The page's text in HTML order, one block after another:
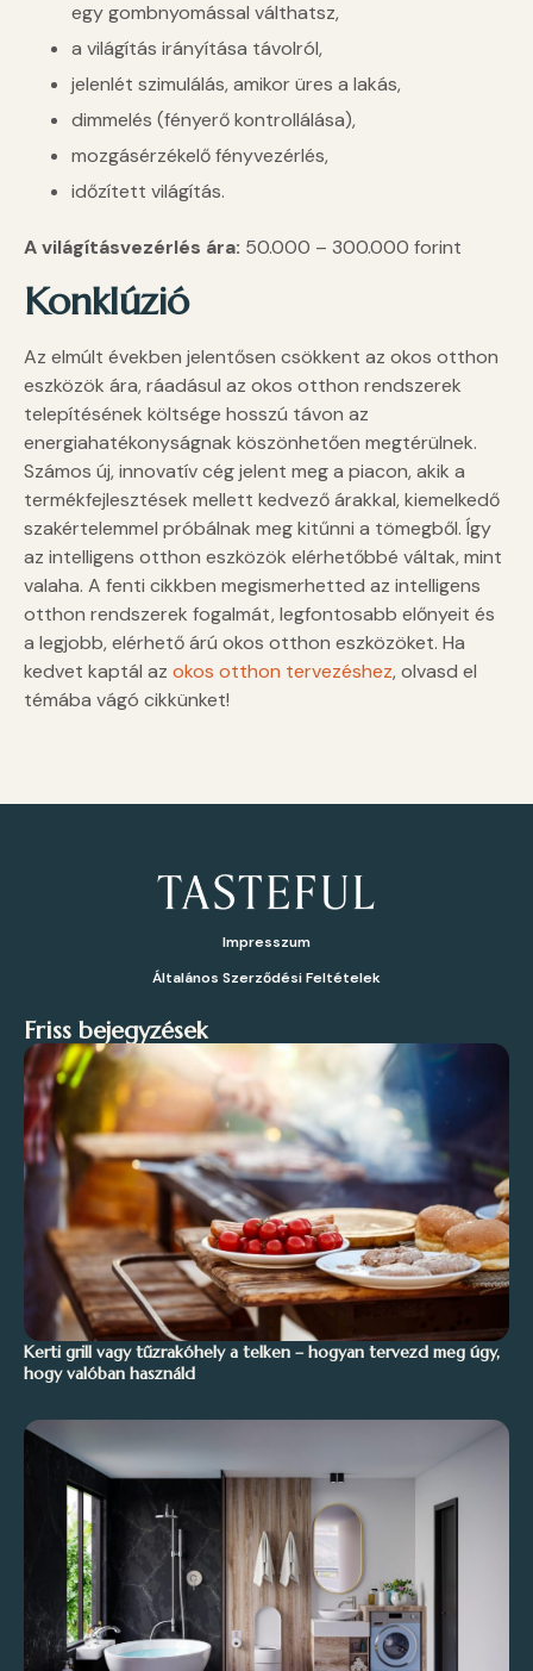
egy gombnyomással válthatsz,
a világítás irányítása távolról,
jelenlét szimulálás, amikor üres a lakás,
dimmelés (fényerő kontrollálása),
mozgásérzékelő fényvezérlés,
időzített világítás.
A világításvezérlés ára: 50.000 – 300.000 forint
Konklúzió
Az elmúlt években jelentősen csökkent az okos otthon
eszközök ára, ráadásul az okos otthon rendszerek
telepítésének költsége hosszú távon az
energiahatékonyságnak köszönhetően megtérülnek.
Számos új, innovatív cég jelent meg a piacon, akik a
termékfejlesztések mellett kedvező árakkal, kiemelkedő
szakértelemmel próbálnak meg kitűnni a tömegből. Így
az intelligens otthon eszközök elérhetőbbé váltak, mint
valaha. A fenti cikkben megismerhetted az intelligens
otthon rendszerek fogalmát, legfontosabb előnyeit és
a legjobb, elérhető árú okos otthon eszközöket. Ha
kedvet kaptál az okos otthon tervezéshez, olvasd el
témába vágó cikkünket!
Impresszum
Általános Szerződési Feltételek
Friss bejegyzések
Kerti grill vagy tűzrakóhely a telken – hogyan tervezd meg úgy,
hogy valóban használd